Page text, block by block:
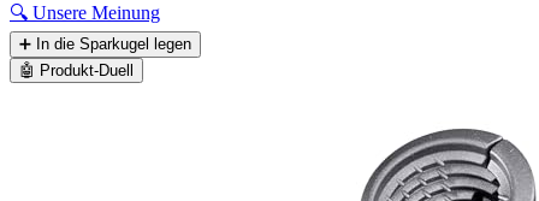
🔍 Unsere Meinung
➕ In die Sparkugel legen
🤖 Produkt-Duell